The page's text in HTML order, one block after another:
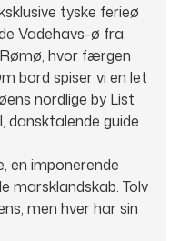
Ring til os
tyske ferieø
Vadehavs-ø fra
hvor færgen
bord spiser vi en let
nordlige by List
dansktalende guide
en imponerende
marsklandskab. Tolv
men hver har sin